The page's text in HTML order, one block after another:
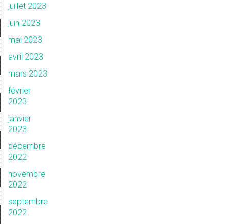
juillet 2023
juin 2023
mai 2023
avril 2023
mars 2023
février
2023
janvier
2023
décembre
2022
novembre
2022
septembre
2022